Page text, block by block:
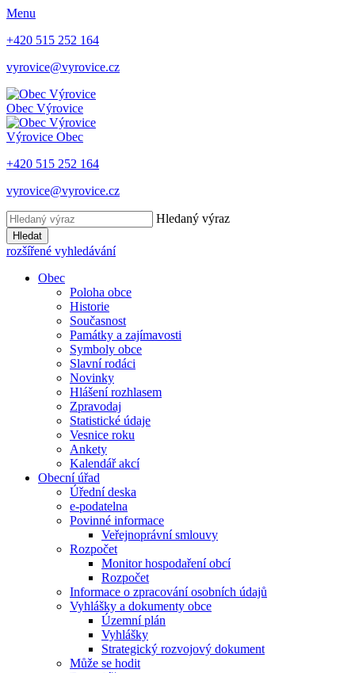
Menu
+420 515 252 164
vyrovice@vyrovice.cz
Obec Výrovice
Výrovice Obec
+420 515 252 164
vyrovice@vyrovice.cz
Hledaný výraz
Hledat
rozšířené vyhledávání
Obec
Poloha obce
Historie
Současnost
Památky a zajímavosti
Symboly obce
Slavní rodáci
Novinky
Hlášení rozhlasem
Zpravodaj
Statistické údaje
Vesnice roku
Ankety
Kalendář akcí
Obecní úřad
Úřední deska
e-podatelna
Povinné informace
Veřejnoprávní smlouvy
Rozpočet
Monitor hospodaření obcí
Rozpočet
Informace o zpracování osobních údajů
Vyhlášky a dokumenty obce
Územní plán
Vyhlášky
Strategický rozvojový dokument
Může se hodit